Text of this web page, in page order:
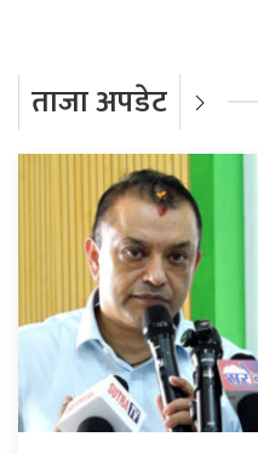
ताजा अपडेट